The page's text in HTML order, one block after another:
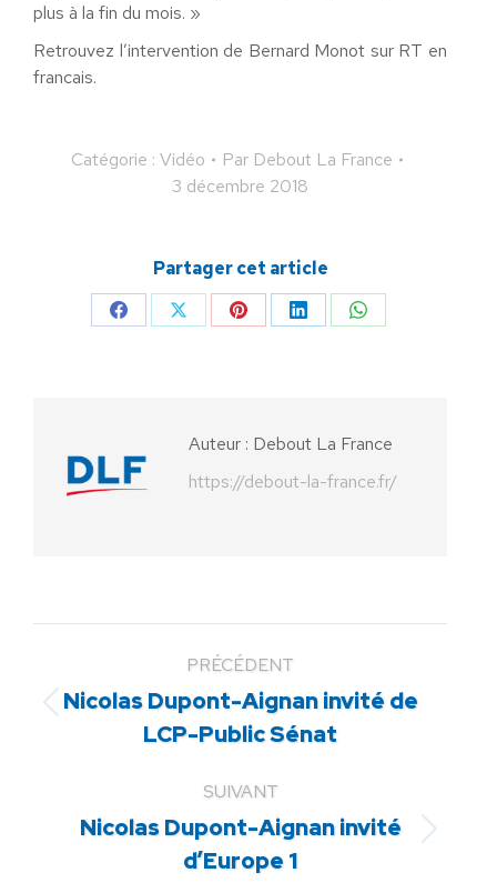
plus à la fin du mois. »
Retrouvez l’intervention de Bernard Monot sur RT en
francais.
Catégorie : Vidéo Par Debout La France
3 décembre 2018
Partager cet article
PartagerPartagerPartagerPartagerPartager
Auteur : Debout La France
https://debout-la-france.fr/
PRÉCÉDENT
Article
précédent
Nicolas Dupont-Aignan invité de
LCP-Public Sénat
SUIVANT
Article
suivant
Nicolas Dupont-Aignan invité
d’Europe 1